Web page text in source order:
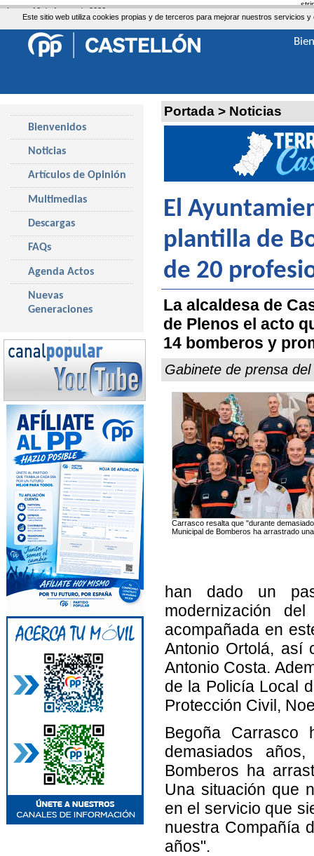
Este sitio web utiliza cookies propias y de terceros para mejorar nuestros servicios
Portada > Noticias
El
plantilla de
de 20
La alcaldesa de
de Plenos el acto
14 bomberos y
Gabinete de prensa
Carrasco resalta que "durante
Municipal de Bomberos ha arrastrado
han dado un
modernización
acompañada en
Antonio Ortolá, así
Antonio Costa.
de la Policía Local
Protección Civil,
Begoña
demasiados
Bomberos ha
Una situación que
en el servicio que
nuestra Compañía
años".
Bienvenidos
Noticias
Artículos de Opinión
Multimedias
Descargas
FAQs
Agenda Actos
Nuevas
Generaciones
Lunes, 10 de Agosto de 2026